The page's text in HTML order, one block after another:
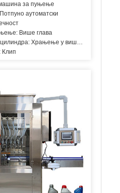
за пуњење
аутоматски
Више глава
Храњење у више просторија
Клип